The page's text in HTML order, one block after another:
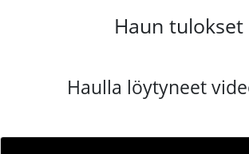
Haun tulokset
Haulla löytyneet